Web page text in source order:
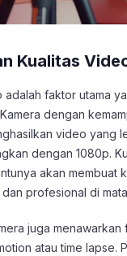
Kualitas
adalah faktor utama
dengan
video yang
dengan 1080p.
akan membuat
profesional di
juga menawarkan
atau time lapse.